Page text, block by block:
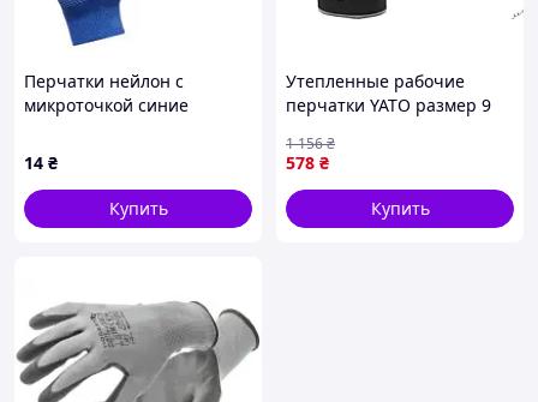
Перчатки нейлон с
микроточкой синие
14 ₴
Купить
Утепленные рабочие
перчатки YATO размер 9
флиса для надежной
защиты рук
578 ₴
1 156₴
Купить